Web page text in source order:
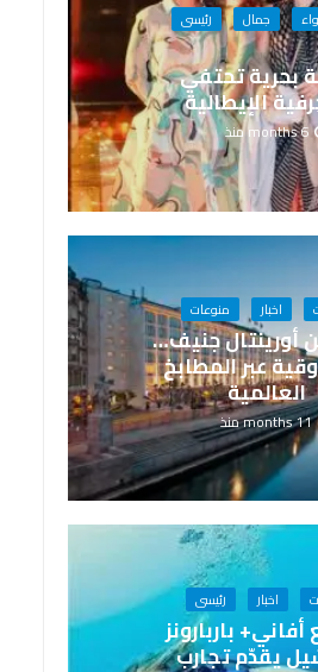
جمال
رئيسى
بحرية تحتفي
الإيطالية
6 months منذ
اخبار منوعات
أورينتال جنيف…
عبر المطابخ
العالمية
11 months منذ
اخبار رئيسى
باربارونز
يقدّم تجارب